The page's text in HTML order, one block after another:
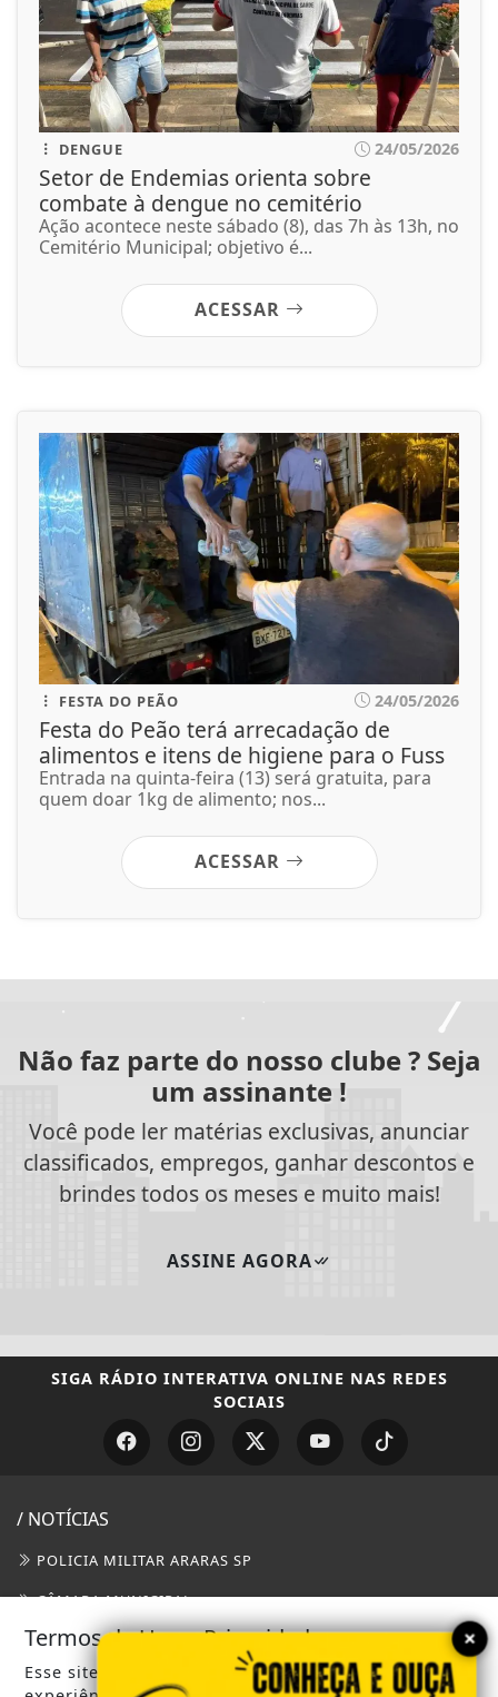
DENGUE 24/05/2026
Setor de Endemias orienta sobre
combate à dengue no cemitério
Ação acontece neste sábado (8), das 7h às 13h, no
Cemitério Municipal; objetivo é...
ACESSAR
FESTA DO PEÃO 24/05/2026
Festa do Peão terá arrecadação de
alimentos e itens de higiene para o Fuss
Entrada na quinta-feira (13) será gratuita, para
quem doar 1kg de alimento; nos...
ACESSAR
Não faz parte do nosso clube ? Seja
um assinante !
Você pode ler matérias exclusivas, anunciar
classificados, empregos, ganhar descontos e
brindes todos os meses e muito mais!
ASSINE AGORA
SIGA RÁDIO INTERATIVA ONLINE NAS REDES
SOCIAIS
/ NOTÍCIAS
POLICIA MILITAR ARARAS SP
CÂMARA MUNICIPAL
PREFEITURA MUNICIPAL DE ARARAS
EMPREGOS ARARAS SP
Termos de Uso e Privacidade
Esse site utiliza cookies para melhorar sua
×